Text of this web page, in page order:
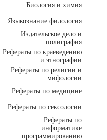
Биология и химия
Языкознание филология
Издательское дело и
полиграфия
Рефераты по краеведению
и этнографии
Рефераты по религии и
мифологии
Рефераты по медицине
Рефераты по сексологии
Рефераты по
информатике
программированию